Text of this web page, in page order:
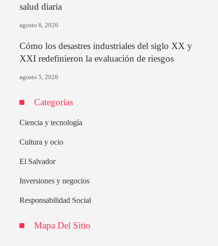
salud diaria
agosto 6, 2026
Cómo los desastres industriales del siglo XX y
XXI redefinieron la evaluación de riesgos
agosto 5, 2026
Categorías
Ciencia y tecnología
Cultura y ocio
El Salvador
Inversiones y negocios
Responsabilidad Social
Mapa Del Sitio